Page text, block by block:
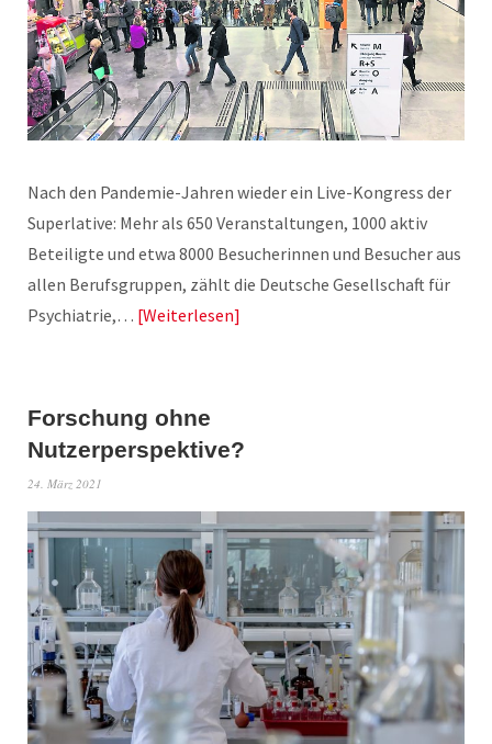
Nach den Pandemie-Jahren wieder ein Live-Kongress der
Superlative: Mehr als 650 Veranstaltungen, 1000 aktiv
Beteiligte und etwa 8000 Besucherinnen und Besucher aus
allen Berufsgruppen, zählt die Deutsche Gesellschaft für
Psychiatrie,… Weiterlesen
Forschung ohne
Nutzerperspektive?
24. März 2021